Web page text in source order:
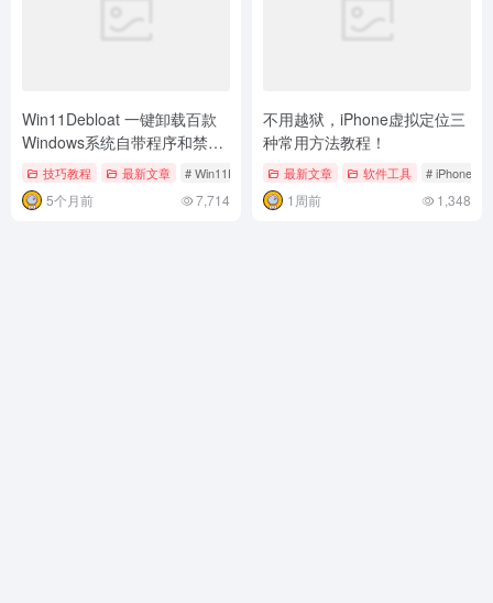
Win11Debloat 一键卸载百款
Windows系统自带程序和禁用
无用功能。Win11系统简化
技巧教程 最新文章 # Win11Debloat # Windows
5个月前 7,714
不用越狱，iPhone虚拟定位三
种常用方法教程！
最新文章 软件工具 # iPhone虚
1周前 1,348